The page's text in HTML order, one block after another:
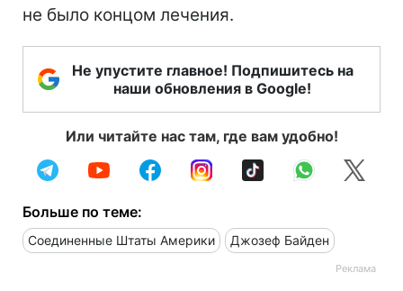
не было концом лечения.
Не упустите главное! Подпишитесь на
наши обновления в Google!
Или читайте нас там, где вам удобно!
Больше по теме:
Соединенные Штаты Америки Джозеф Байден